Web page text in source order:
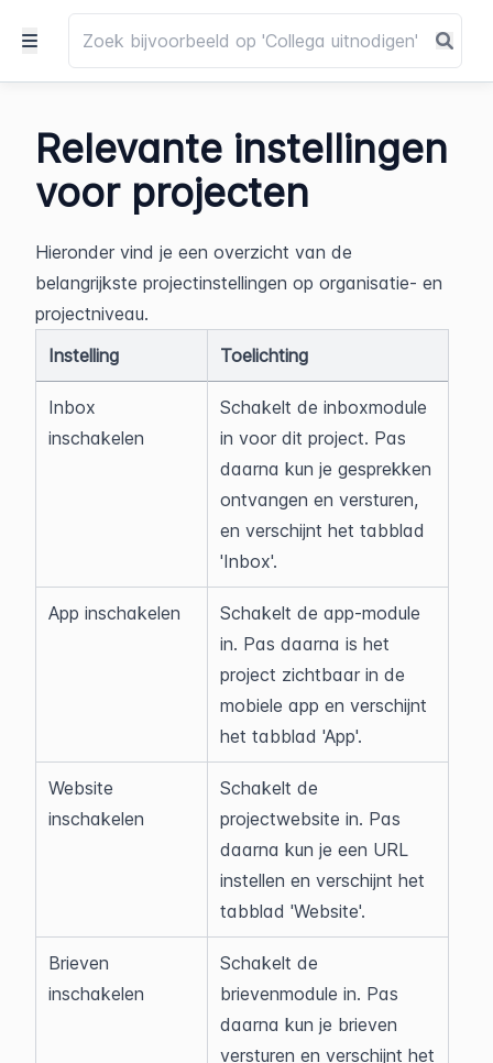
Relevante instellingen
voor projecten
Hieronder vind je een overzicht van de
belangrijkste projectinstellingen op organisatie- en
projectniveau.
Instelling
Toelichting
Inbox
inschakelen
Schakelt de inboxmodule
in voor dit project. Pas
daarna kun je gesprekken
ontvangen en versturen,
en verschijnt het tabblad
'Inbox'.
App inschakelen
Schakelt de app-module
in. Pas daarna is het
project zichtbaar in de
mobiele app en verschijnt
het tabblad 'App'.
Website
inschakelen
Schakelt de
projectwebsite in. Pas
daarna kun je een URL
instellen en verschijnt het
tabblad 'Website'.
Brieven
inschakelen
Schakelt de
brievenmodule in. Pas
daarna kun je brieven
versturen en verschijnt het